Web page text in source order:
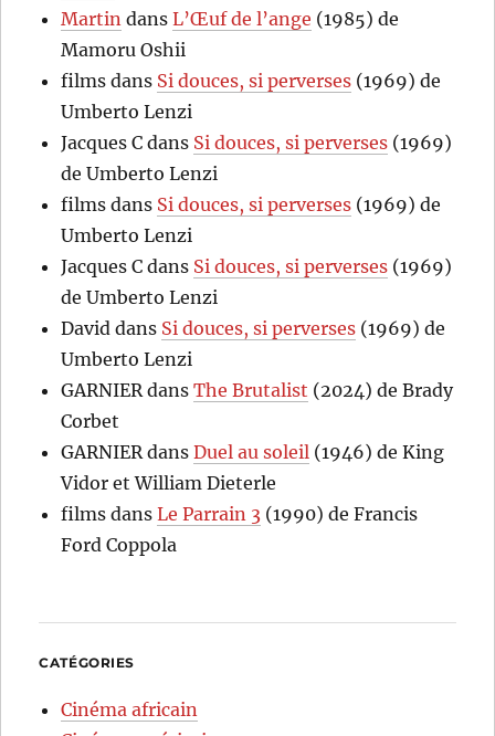
Martin dansL’Œuf de l’ange (1985) de
Mamoru Oshii
films dans Si douces, si perverses (1969) de
Umberto Lenzi
Jacques C dans Si douces, si perverses (1969)
de Umberto Lenzi
films dans Si douces, si perverses (1969) de
Umberto Lenzi
Jacques C dans Si douces, si perverses (1969)
de Umberto Lenzi
David dans Si douces, si perverses (1969) de
Umberto Lenzi
GARNIER dansThe Brutalist (2024) de Brady
Corbet
GARNIER dansDuel au soleil (1946) de King
Vidor et William Dieterle
films dansLe Parrain 3 (1990) de Francis
Ford Coppola
CATÉGORIES
Cinéma africain